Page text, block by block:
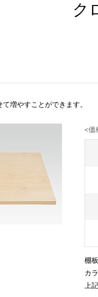
ク
増やすことができます。
<
棚
カ
上